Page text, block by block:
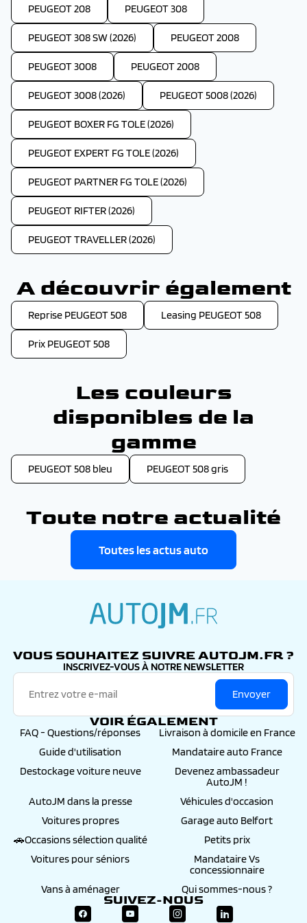
chromées (finition GT), un pare-brise feuilleté
acoustique, des sièges avant chauffants et anti-mal
de dos, la climatisation automatique bi-zone,
l’éclairage d’ambiance et le système Hi-Fi Premium
Focal (en option).
avec une motorisation hybride rechargeable de 360
ch (boîte automatique à 8 rapports).
PEUGEOT 208 PEUGEOT 308
PEUGEOT 308 SW (2026) PEUGEOT 2008
PEUGEOT 3008 PEUGEOT 2008
PEUGEOT 3008 (2026) PEUGEOT 5008 (2026)
PEUGEOT BOXER FG TOLE (2026)
PEUGEOT EXPERT FG TOLE (2026)
PEUGEOT PARTNER FG TOLE (2026)
PEUGEOT RIFTER (2026)
PEUGEOT TRAVELLER (2026)
A découvrir également
Reprise PEUGEOT 508 Leasing PEUGEOT 508
Prix PEUGEOT 508
Les couleurs
disponibles de la
gamme
PEUGEOT 508 bleu PEUGEOT 508 gris
Toute notre actualité
Toutes les actus auto
VOUS SOUHAITEZ SUIVRE AUTOJM.FR ?
INSCRIVEZ-VOUS À NOTRE NEWSLETTER
Envoyer
VOIR ÉGALEMENT
FAQ - Questions/réponses
Livraison à domicile en France
Guide d'utilisation
Mandataire auto France
Destockage voiture neuve
Devenez ambassadeur
AutoJM !
AutoJM dans la presse
Véhicules d'occasion
Voitures propres
Garage auto Belfort
🚗Occasions sélection qualité
Petits prix
Voitures pour séniors
Mandataire Vs
concessionnaire
Vans à aménager
Qui sommes-nous ?
SUIVEZ-NOUS